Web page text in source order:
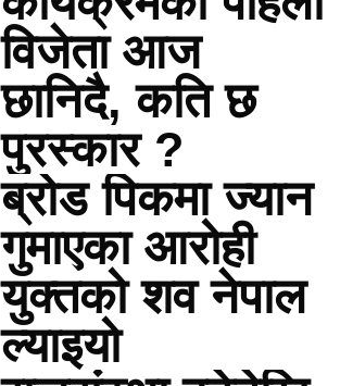
विजेता आज
छानिदै, कति छ
पुरस्कार ?
ब्रोड पिकमा ज्यान
गुमाएका आरोही
युक्तको शव नेपाल
ल्याइयो